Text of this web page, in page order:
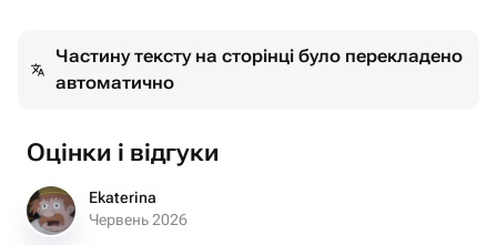
Частину тексту на сторінці було перекладено
автоматично
Оцінки і відгуки
Ekaterina
Червень 2026